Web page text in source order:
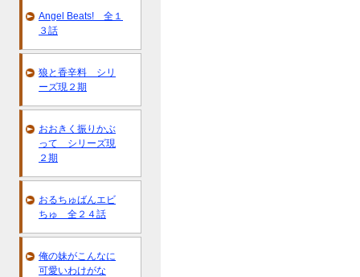
Angel Beats! 全１
３話
狼と香辛料 シリ
ーズ現２期
おおきく振りかぶ
って シリーズ現
２期
おるちゅばんエビ
ちゅ 全２４話
俺の妹がこんなに
可愛いわけがな